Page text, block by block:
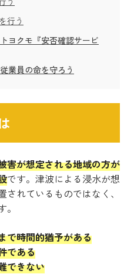
行う
ヨクモ『安否確認サービ
業員の命を守ろう
害が想定される地域の方が
です。津波による浸水が想
れているものではなく、
で時間的猶予がある
である
できない